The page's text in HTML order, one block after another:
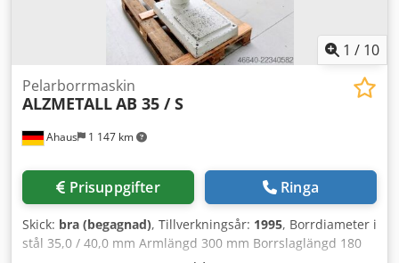
1 / 10
Ahaus 1 147 km
Pelarborrmaskin
ALZMETALLAB 35 / S
Prisuppgifter Ringa
Skick: bra (begagnad), Tillverkningsår: 1995, Borrdiameter i
stål 35,0 / 40,0 mm Armlängd 300 mm Borrslaglängd 180